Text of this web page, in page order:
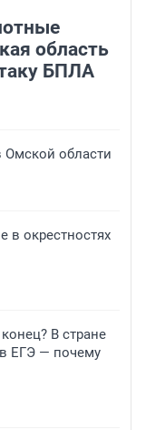
область
БПЛА
Омской области
окрестностях
В стране
ЕГЭ — почему